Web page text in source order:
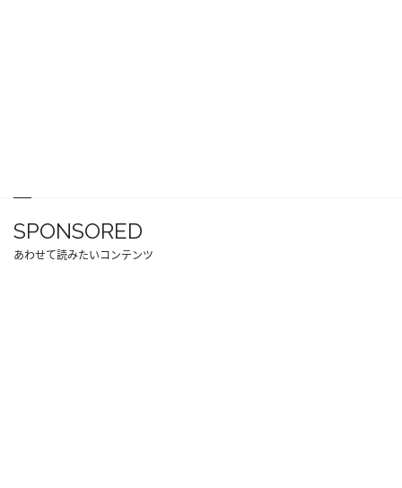
SPONSORED
あわせて読みたいコンテンツ